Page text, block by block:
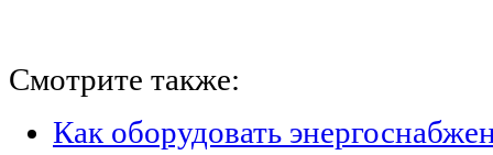
Смотрите также:
Как оборудовать